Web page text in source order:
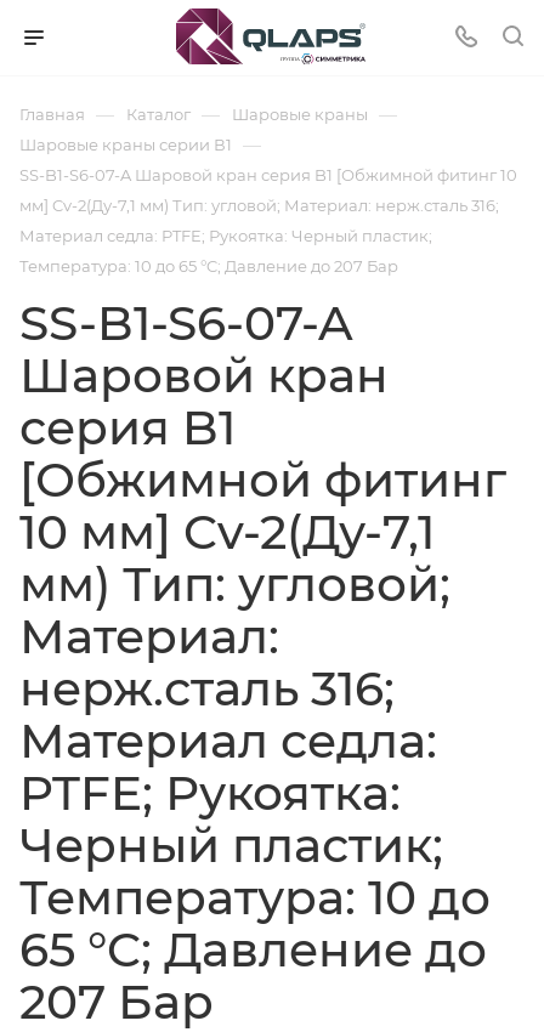
Главная — Каталог — Шаровые краны —
Шаровые краны серии В1 —
SS-B1-S6-07-A Шаровой кран серия B1 [Обжимной фитинг 10
мм] Cv-2(Ду-7,1 мм) Тип: угловой; Материал: нерж.сталь 316;
Материал седла: PTFE; Рукоятка: Черный пластик;
Температура: 10 до 65 °C; Давление до 207 Бар
SS-B1-S6-07-A
Шаровой кран
серия B1
[Обжимной фитинг
10 мм] Cv-2(Ду-7,1
мм) Тип: угловой;
Материал:
нерж.сталь 316;
Материал седла:
PTFE; Рукоятка:
Черный пластик;
Температура: 10 до
65 °C; Давление до
207 Бар